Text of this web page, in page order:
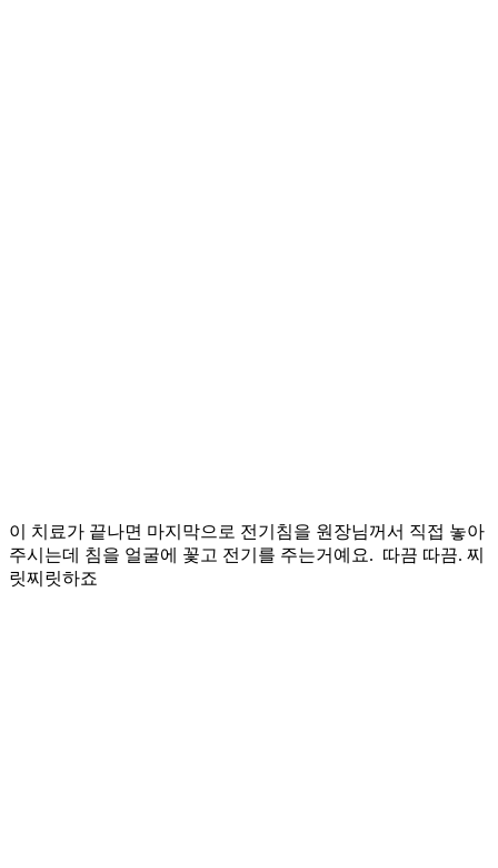
이 치료가 끝나면 마지막으로 전기침을 원장님꺼서 직접 놓아
주시는데 침을 얼굴에 꽃고 전기를 주는거예요. 따끔 따끔. 찌
릿찌릿하죠